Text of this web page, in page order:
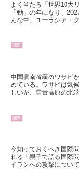
よく当たる「世界10大
「動」の年になり、
んな中、ユーラシア・
国際
中国雲南省産のワサビ
めている。ワサビは気
しいが、雲貴高原の北
国際
今知っておくべき国際
れる「親子で語る国際
イランへの攻撃につい